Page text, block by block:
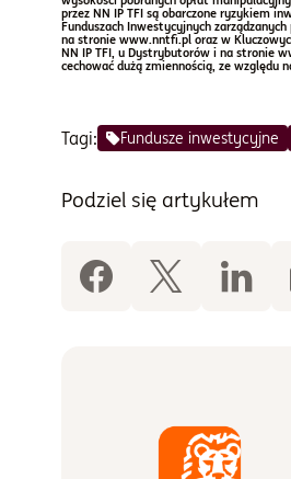
przez NN IP TFI są obarczone ryzykiem
Funduszach Inwestycyjnych
na stronie www.nntfi.pl oraz w
NN IP TFI, u Dystrybutorów i na stronie
cechować dużą zmiennością, ze
Tagi: Fundusze inwestycyjne
Podziel się artykułem